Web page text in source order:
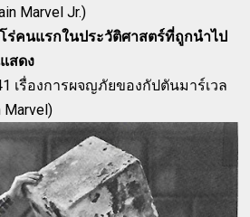
Marvel Jr.)
ร่คนแรกในประวัติศาสตร์ที่ถูกนำไป
สดง
เรื่องการผจญภัยของกัปตันมาร์เวล
Marvel)